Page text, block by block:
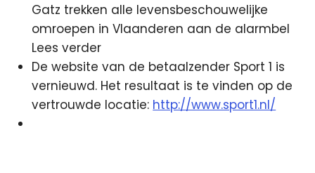
Gatz trekken alle levensbeschouwelijke
omroepen in Vlaanderen aan de alarmbel
Lees verder
De website van de betaalzender Sport 1 is
vernieuwd. Het resultaat is te vinden op de
vertrouwde locatie: http://www.sport1.nl/